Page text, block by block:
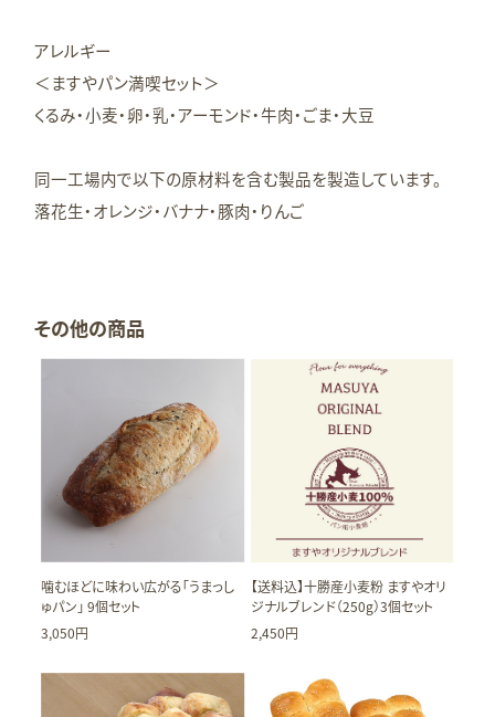
アレルギー
＜ますやパン満喫セット＞
くるみ・小麦・卵・乳・アーモンド・牛肉・ごま・大豆
同一工場内で以下の原材料を含む製品を製造しています。
落花生・オレンジ・バナナ・豚肉・りんご
その他の商品
噛むほどに味わい広がる「うまっし
ゅパン」 9個セット
3,050円
【送料込】十勝産小麦粉 ますやオリ
ジナルブレンド（250g）3個セット
2,450円